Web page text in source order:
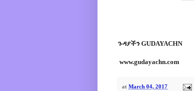
ጉዳያችን GUDAYACHN
www.gudayachn.com
at March 04, 2017